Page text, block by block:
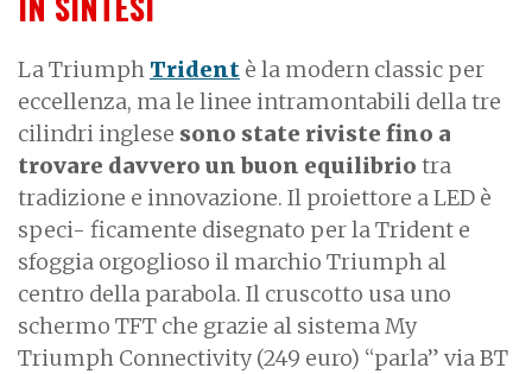
La Triumph Trident è la modern classic per
eccellenza, ma le linee intramontabili della tre
cilindri inglese sono state riviste fino a
trovare davvero un buon equilibrio tra
tradizione e innovazione. Il proiettore a LED è
speci- ficamente disegnato per la Trident e
sfoggia orgoglioso il marchio Triumph al
centro della parabola. Il cruscotto usa uno
schermo TFT che grazie al sistema My
Triumph Connectivity (249 euro) “parla” via BT